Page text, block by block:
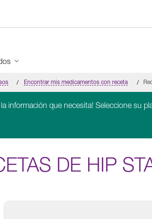
Encontrar mis medicamentos con receta
información que necesita! Seleccione su
DE HIP